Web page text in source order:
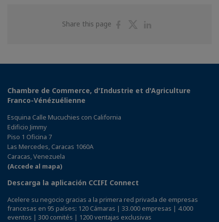
Share this page
ShareShare
Chambre de Commerce, d'Industrie et d'Agriculture
Franco-Vénézuélienne
Esquina Calle Mucuchies con California
Edificio Jimmy
Piso 1 Oficina 7
Las Mercedes, Caracas 1060A
Caracas, Venezuela
(Accede al mapa)
Descarga la aplicación CCIFI Connect
Acelere su negocio gracias a la primera red privada de empresas
francesas en 95 países: 120 Cámaras | 33.000 empresas | 4.000
eventos | 300 comités | 1200 ventajas exclusivas